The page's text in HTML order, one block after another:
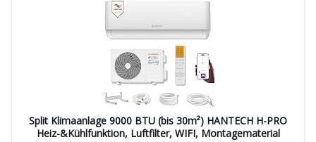
Split Klimaanlage 9000 BTU (bis 30m²) HANTECH H-PRO
Heiz-&Kühlfunktion, Luftfilter, WIFI, Montagematerial